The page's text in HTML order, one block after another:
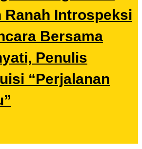
Ranah Introspeksi
Bersama
Penulis
“Perjalanan